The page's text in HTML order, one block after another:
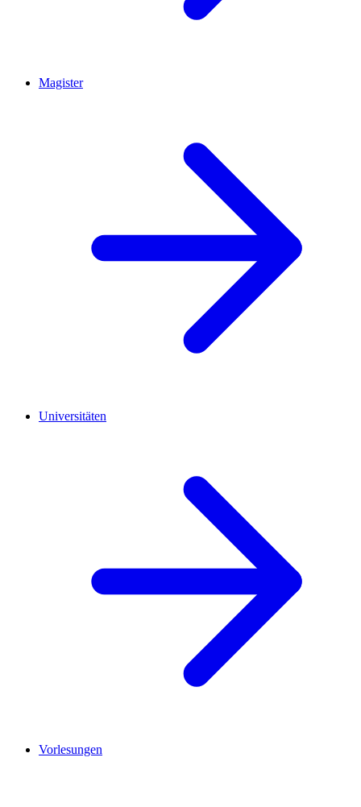
Magister
Universitäten
Vorlesungen